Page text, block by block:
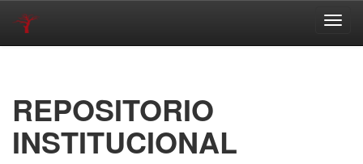
REPOSITORIO
INSTITUCIONAL